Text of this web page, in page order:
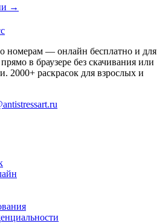
→
номерам — онлайн бесплатно и для
в браузере без скачивания или
2000+ раскрасок для взрослых и